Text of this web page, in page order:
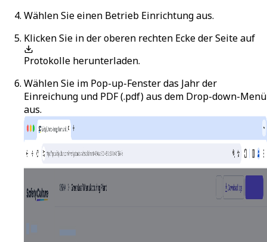
Wählen Sie einen Betrieb Einrichtung aus.
Klicken Sie in der oberen rechten Ecke der Seite auf
Protokolle herunterladen.
Wählen Sie im Pop-up-Fenster das Jahr der
Einreichung und PDF (.pdf)aus dem Drop-down-Menü
aus.